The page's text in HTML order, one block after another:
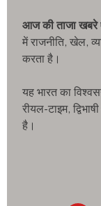
आज की ताजा खबरे
में राजनीति, खेल,
करता है।
यह भारत का
रीयल-टाइम,
है।